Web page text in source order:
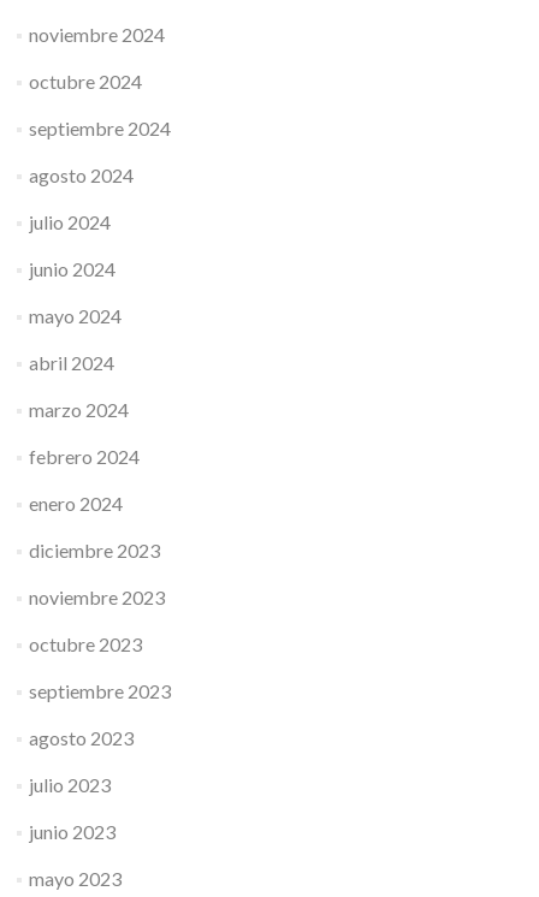
noviembre 2024
octubre 2024
septiembre 2024
agosto 2024
julio 2024
junio 2024
mayo 2024
abril 2024
marzo 2024
febrero 2024
enero 2024
diciembre 2023
noviembre 2023
octubre 2023
septiembre 2023
agosto 2023
julio 2023
junio 2023
mayo 2023